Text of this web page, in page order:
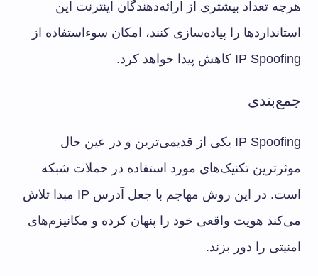
هرچه تعداد بیشتری از ارائه‌دهندگان اینترنت این
استانداردها را پیاده‌سازی کنند، امکان سوءاستفاده از
IP Spoofing کاهش پیدا خواهد کرد.
جمع‌بندی
IP Spoofing یکی از قدیمی‌ترین و در عین حال
موثرترین تکنیک‌های مورد استفاده در حملات شبکه
است. در این روش مهاجم با جعل آدرس IP مبدا تلاش
می‌کند هویت واقعی خود را پنهان کرده و مکانیزم‌های
امنیتی را دور بزند.